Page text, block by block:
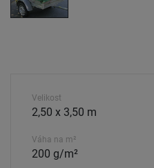
Velikost
2,50 x 3,50 m
Váha na m²
200 g/m²